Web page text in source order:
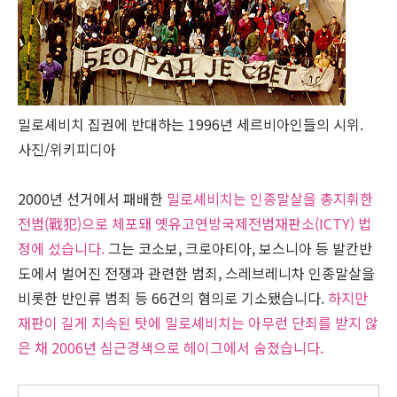
밀로셰비치 집권에 반대하는 1996년 세르비아인들의 시위.
사진/위키피디아
2000년 선거에서 패배한 밀로셰비치는 인종말살을 총지휘한
전범(戰犯)으로 체포돼 옛유고연방국제전범재판소(ICTY) 법
정에 섰습니다. 그는 코소보, 크로아티아, 보스니아 등 발칸반
도에서 벌어진 전쟁과 관련한 범죄, 스레브레니차 인종말살을
비롯한 반인류 범죄 등 66건의 혐의로 기소됐습니다. 하지만
재판이 길게 지속된 탓에 밀로셰비치는 아무런 단죄를 받지 않
은 채 2006년 심근경색으로 헤이그에서 숨졌습니다.